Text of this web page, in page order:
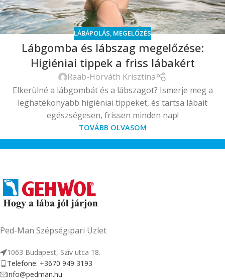
LÁBÁPOLÁS, MEGELŐZÉS
Lábgomba és lábszag megelőzése:
Higiéniai tippek a friss lábakért
Raab-Horváth Krisztina
Elkerülné a lábgombát és a lábszagot? Ismerje meg a
leghatékonyabb higiéniai tippeket, és tartsa lábait
egészségesen, frissen minden nap!
TOVÁBB OLVASOM
Ped-Man Szépségipari Üzlet
1063 Budapest, Szív utca 18.
Telefone: +3670 949 3193
info@pedman.hu